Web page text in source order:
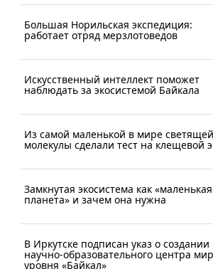
Большая Норильская экспедиция:
работает отряд мерзлотоведов
Искусственный интеллект поможет
наблюдать за экосистемой Байкала
Из самой маленькой в мире
молекулы сделали тест на клещевой
Замкнутая экосистема как «маленькая
планета» и зачем она нужна
В Иркутске подписан указ о создании
научно-образовательного центра
уровня «Байкал»